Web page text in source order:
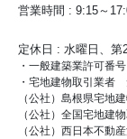
営業時間 : 9:15～
定休日 : 水曜日、第
・一般建築業許可番
・宅地建物取引業
（公社）島根県宅地
（公社）全国宅地建
（公社）西日本不動